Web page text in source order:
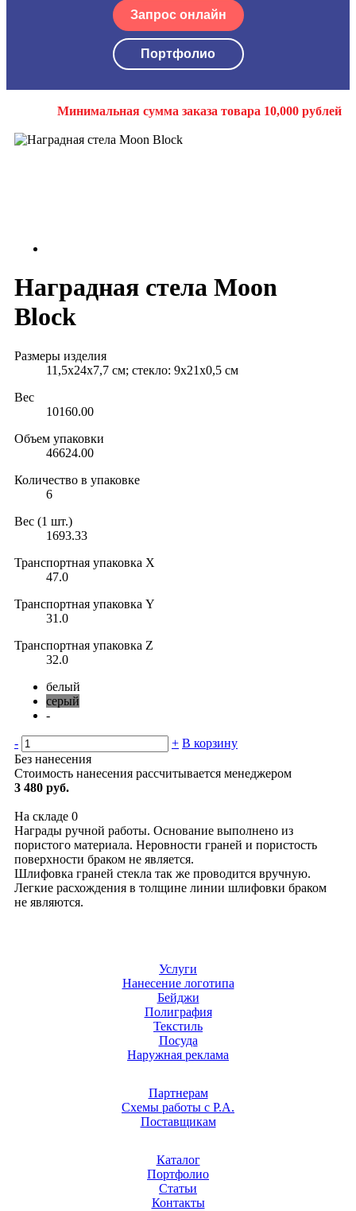
Запрос онлайн
Портфолио
Минимальная сумма заказа товара 10,000 рублей
Наградная стела Moon
Block
Размеры изделия
11,5х24х7,7 см; стекло: 9х21х0,5 см
Вес
10160.00
Объем упаковки
46624.00
Количество в упаковке
6
Вес (1 шт.)
1693.33
Транспортная упаковка X
47.0
Транспортная упаковка Y
31.0
Транспортная упаковка Z
32.0
белый
серый
-
- + В корзину
Без нанесения
Стоимость нанесения рассчитывается менеджером
3 480 руб.
На складе 0
Награды ручной работы. Основание выполнено из
пористого материала. Неровности граней и пористость
поверхности браком не является.
Шлифовка граней стекла так же проводится вручную.
Легкие расхождения в толщине линии шлифовки браком
не являются.
Услуги
Нанесение логотипа
Бейджи
Полиграфия
Текстиль
Посуда
Наружная реклама
Партнерам
Схемы работы с Р.А.
Поставщикам
Каталог
Портфолио
Статьи
Контакты